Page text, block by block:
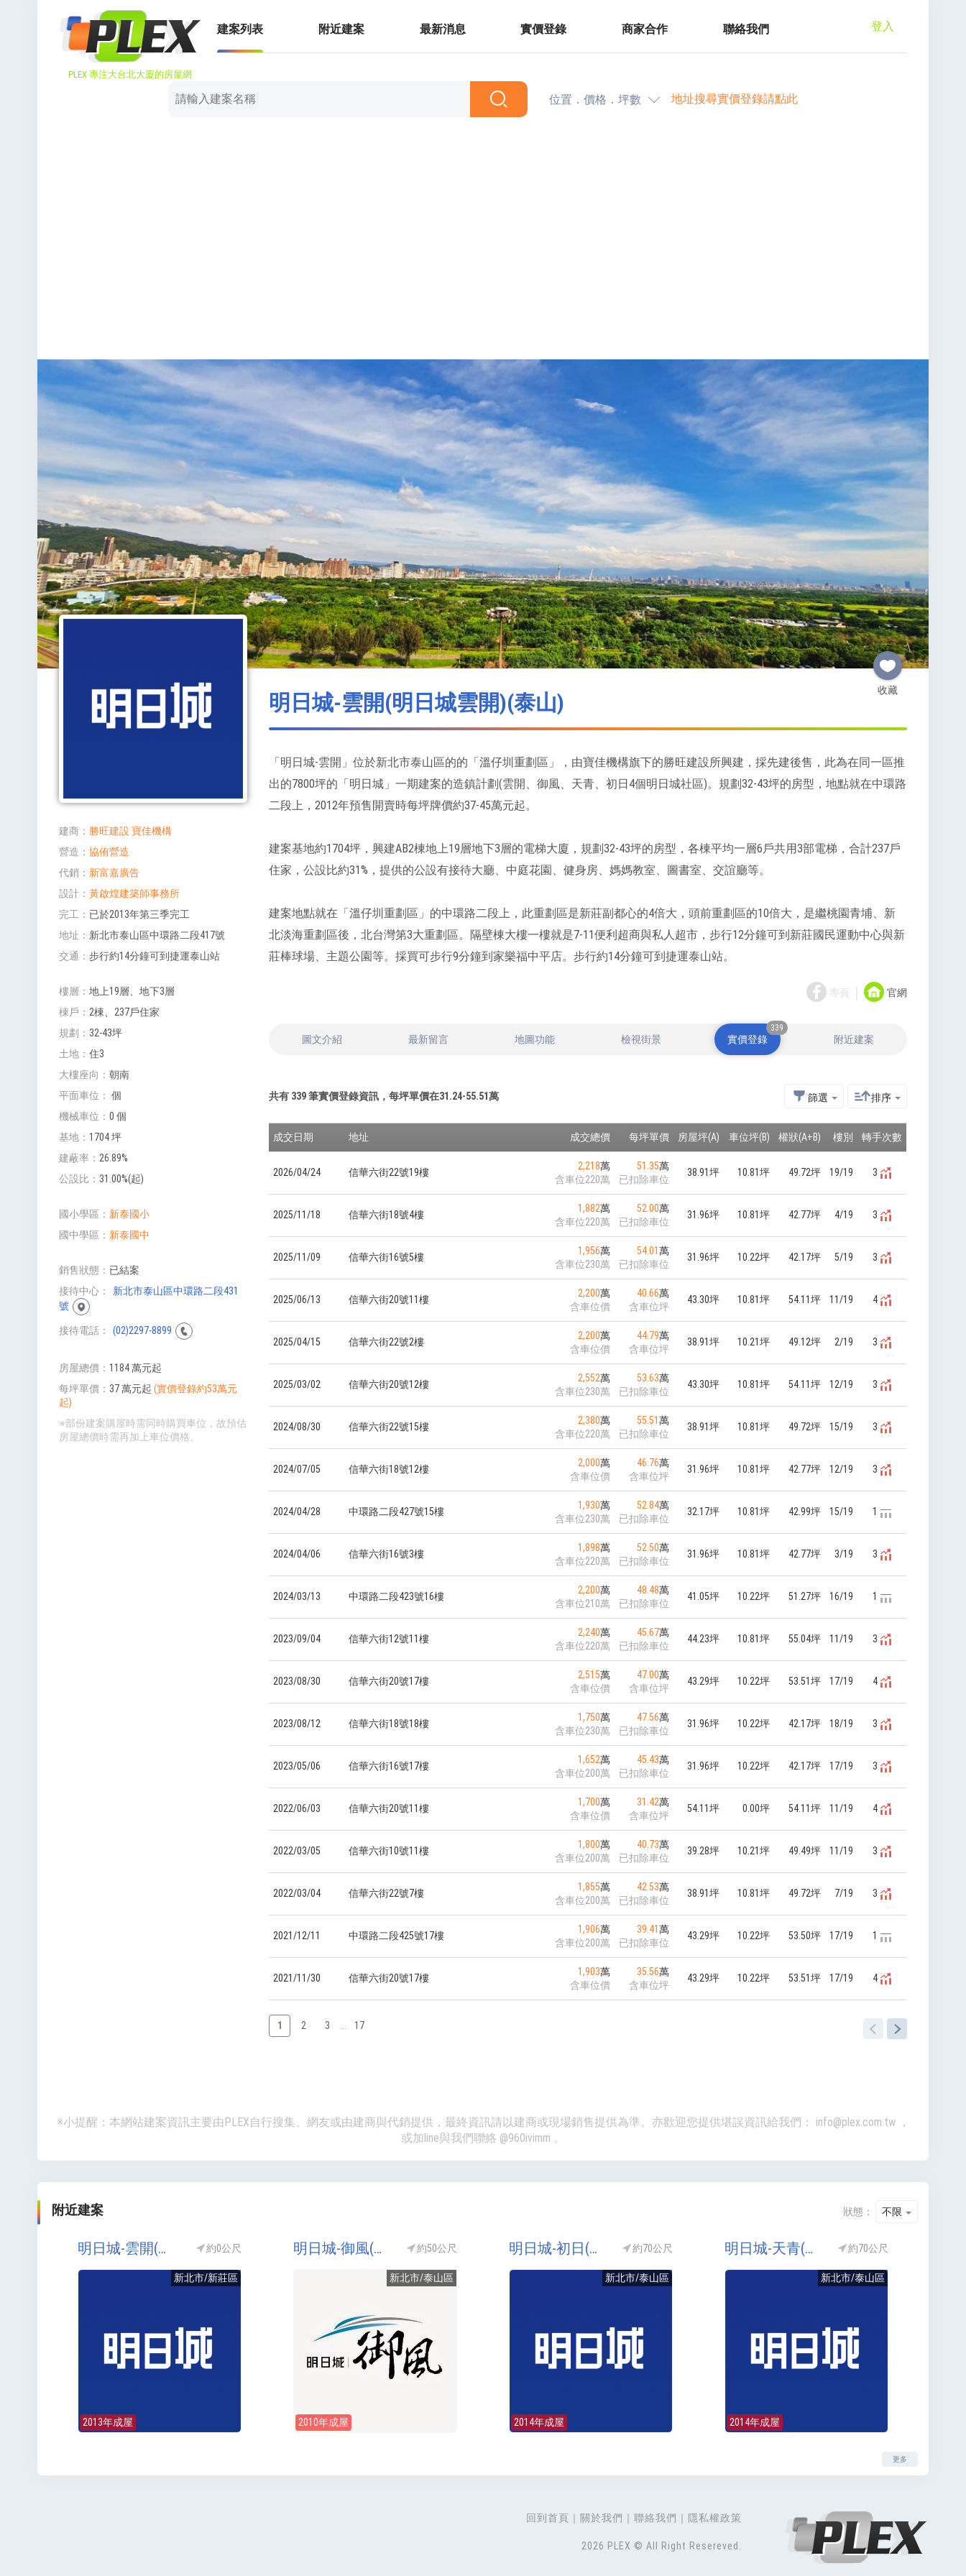
PLEX 專注大台北大廈的房屋網
建案列表 附近建案 最新消息 實價登錄 商家合作 聯絡我們 登入
位置．價格．坪數 地址搜尋實價登錄請點此
收藏
建商 勝旺建設 寶佳機構
營造
協侑營造
代銷
新富嘉廣告
設計
黃啟煌建築師事務所
完工
已於2013年第三季完工
地址
新北市泰山區中環路二段417號
交通
步行約14分鐘可到捷運泰山站
樓層
地上19層、地下3層
棟戶
2棟、237戶住家
規劃
32-43坪
土地
住3
大樓座向
朝南
平面車位
個
機械車位
0 個
基地
1704 坪
建蔽率
26.89%
公設比
31.00%(起)
國小學區
新泰國小
國中學區
新泰國中
銷售狀態
已結案
接待中心
新北市泰山區中環路二段431
號
接待電話 (02)2297-8899
房屋總價
1184 萬元起
每坪單價
37 萬元起 (實價登錄約53萬元
起)
※部份建案購屋時需同時購買車位，故預估
房屋總價時需再加上車位價格。
明日城-雲開(明日城雲開)(泰山)
「明日城-雲開」位於新北市泰山區的的「溫仔圳重劃區」，由寶佳機構旗下的勝旺建設所興建，採先建後售，此為在同一區推
出的7800坪的「明日城」一期建案的造鎮計劃(雲開、御風、天青、初日4個明日城社區)。規劃32-43坪的房型，地點就在中環路
二段上，2012年預售開賣時每坪牌價約37-45萬元起。
建案基地約1704坪，興建AB2棟地上19層地下3層的電梯大廈，規劃32-43坪的房型，各棟平均一層6戶共用3部電梯，合計237戶
住家，公設比約31%，提供的公設有接待大廳、中庭花園、健身房、媽媽教室、圖書室、交誼廳等。
建案地點就在「溫仔圳重劃區」的中環路二段上，此重劃區是新莊副都心的4倍大，頭前重劃區的10倍大，是繼桃園青埔、新
北淡海重劃區後，北台灣第3大重劃區。隔壁棟大樓一樓就是7-11便利超商與私人超市，步行12分鐘可到新莊國民運動中心與新
莊棒球場、主題公園等。採買可步行9分鐘到家樂福中平店。步行約14分鐘可到捷運泰山站。
專頁 官網
圖文介紹 最新留言 地圖功能 檢視街景 實價登錄
339
附近建案
共有 339筆實價登錄資訊，每坪單價在31.24-55.51萬 篩選 排序
成交日期 地址 成交總價 每坪單價 房屋坪(A) 車位坪(B) 權狀(A+B) 樓別 轉手次數
2026/04/24 信華六街22號19樓
2,218萬
含車位220萬
51.35萬
已扣除車位
38.91坪 10.81坪 49.72坪 19/19 3
2025/11/18 信華六街18號4樓
1,882萬
含車位220萬
52.00萬
已扣除車位
31.96坪 10.81坪 42.77坪 4/19 3
2025/11/09 信華六街16號5樓
1,956萬
含車位230萬
54.01萬
已扣除車位
31.96坪 10.22坪 42.17坪 5/19 3
2025/06/13 信華六街20號11樓
2,200萬
含車位價
40.66萬
含車位坪
43.30坪 10.81坪 54.11坪 11/19 4
2025/04/15 信華六街22號2樓
2,200萬
含車位價
44.79萬
含車位坪
38.91坪 10.21坪 49.12坪 2/19 3
2025/03/02 信華六街20號12樓
2,552萬
含車位230萬
53.63萬
已扣除車位
43.30坪 10.81坪 54.11坪 12/19 3
2024/08/30 信華六街22號15樓
2,380萬
含車位220萬
55.51萬
已扣除車位
38.91坪 10.81坪 49.72坪 15/19 3
2024/07/05 信華六街18號12樓
2,000萬
含車位價
46.76萬
含車位坪
31.96坪 10.81坪 42.77坪 12/19 3
2024/04/28 中環路二段427號15樓
1,930萬
含車位230萬
52.84萬
已扣除車位
32.17坪 10.81坪 42.99坪 15/19 1
2024/04/06 信華六街16號3樓
1,898萬
含車位220萬
52.50萬
已扣除車位
31.96坪 10.81坪 42.77坪 3/19 3
2024/03/13 中環路二段423號16樓
2,200萬
含車位210萬
48.48萬
已扣除車位
41.05坪 10.22坪 51.27坪 16/19 1
2023/09/04 信華六街12號11樓
2,240萬
含車位220萬
45.67萬
已扣除車位
44.23坪 10.81坪 55.04坪 11/19 3
2023/08/30 信華六街20號17樓
2,515萬
含車位價
47.00萬
含車位坪
43.29坪 10.22坪 53.51坪 17/19 4
2023/08/12 信華六街18號18樓
1,750萬
含車位230萬
47.56萬
已扣除車位
31.96坪 10.22坪 42.17坪 18/19 3
2023/05/06 信華六街16號17樓
1,652萬
含車位200萬
45.43萬
已扣除車位
31.96坪 10.22坪 42.17坪 17/19 3
2022/06/03 信華六街20號11樓
1,700萬
含車位價
31.42萬
含車位坪
54.11坪 0.00坪 54.11坪 11/19 4
2022/03/05 信華六街10號11樓
1,800萬
含車位200萬
40.73萬
已扣除車位
39.28坪 10.21坪 49.49坪 11/19 3
2022/03/04 信華六街22號7樓
1,855萬
含車位200萬
42.53萬
已扣除車位
38.91坪 10.81坪 49.72坪 7/19 3
2021/12/11 中環路二段425號17樓
1,906萬
含車位200萬
39.41萬
已扣除車位
43.29坪 10.22坪 53.50坪 17/19 1
2021/11/30 信華六街20號17樓
1,903萬
含車位價
35.56萬
含車位坪
43.29坪 10.22坪 53.51坪 17/19 4
1 2 3 17
※小提醒：本網站建案資訊主要由PLEX自行搜集、網友或由建商與代銷提供，最終資訊請以建商或現場銷售提供為準。亦歡迎您提供堪誤資訊給我們： info@plex.com.tw，
或加line與我們聯絡 @960ivimm 。
附近建案 狀態： 不限
明日城-雲開(明日城雲開)(新莊) 約0公尺
新北市/新莊區
2013年成屋
明日城-御風(明日城御風) 約50公尺
新北市/泰山區
2010年成屋
明日城-初日(明日城初日/明日城Ⅱ初日/明日城NO2初日/明日城2初日) 約70公尺
新北市/泰山區
2014年成屋
明日城-天青(明日城天青) 約70公尺
新北市/泰山區
2014年成屋
更多
回到首頁 關於我們 聯絡我們 隱私權政策
2026 PLEX © All Right Resereved.